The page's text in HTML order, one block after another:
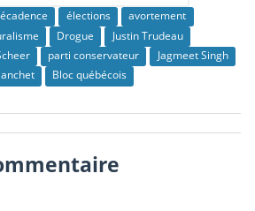
élections
avortement
Drogue
Justin Trudeau
parti conservateur
Jagmeet Singh
Bloc québécois